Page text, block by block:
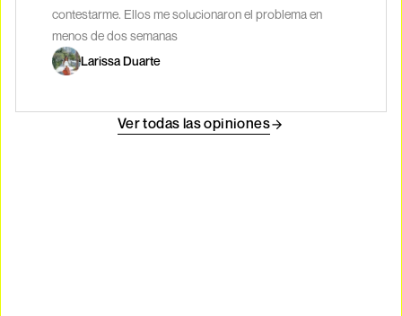
contestarme. Ellos me solucionaron el problema en
menos de dos semanas
Larissa Duarte
Ver todas las opiniones